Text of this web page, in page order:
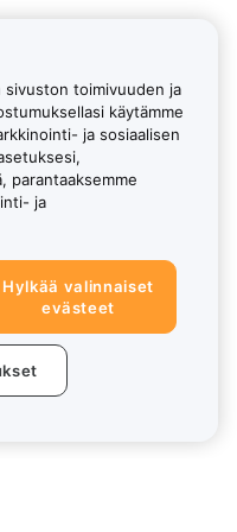
sivuston toimivuuden ja
käytämme
ja sosiaalisen
parantaaksemme
ja
Hylkää valinnaiset
evästeet